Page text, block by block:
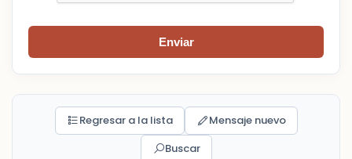
Enviar
Regresar a la lista
Mensaje nuevo
Buscar